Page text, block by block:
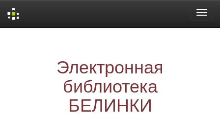
Электронная
библиотека
БЕЛИНКИ